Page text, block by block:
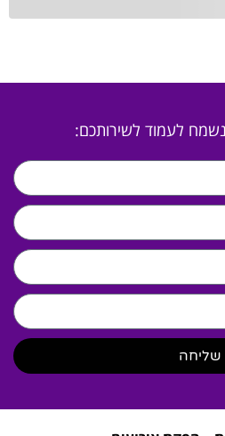
לעמוד לשירותכם:
שליחה